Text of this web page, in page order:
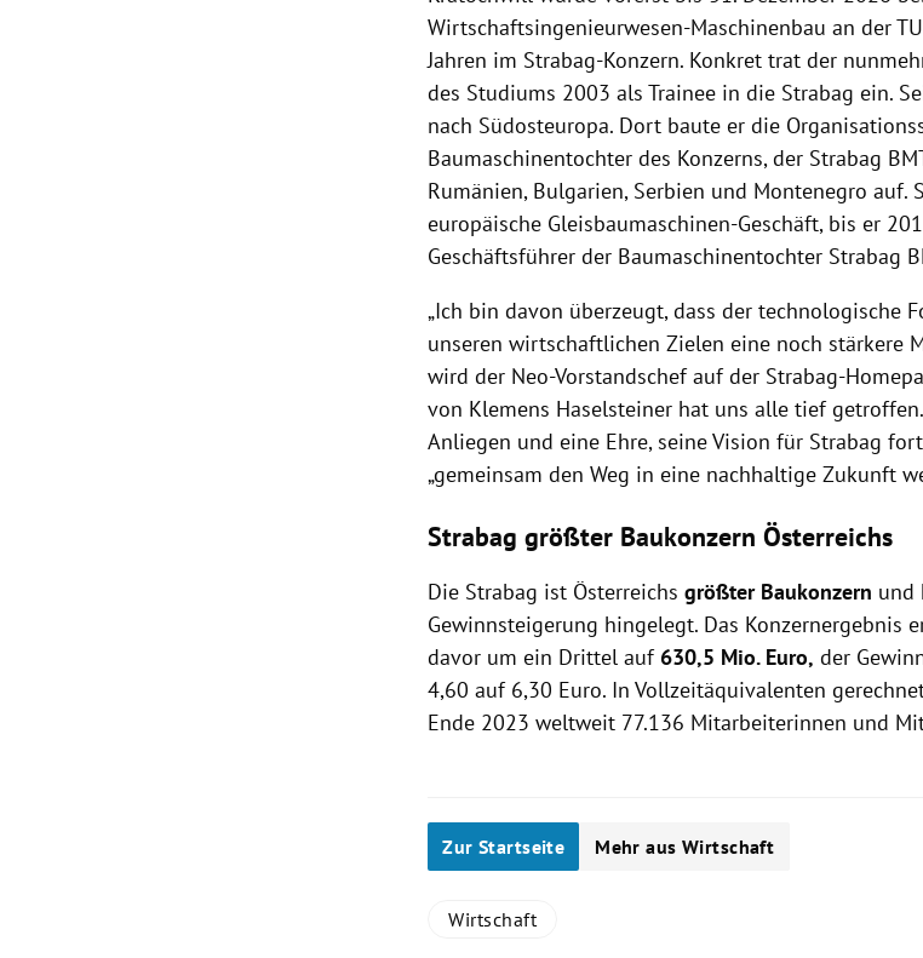
Wirtschaftsingenieurwesen-Maschinenbau an der
Jahren im Strabag-Konzern. Konkret trat der
des Studiums 2003 als Trainee in die Strabag ein.
nach Südosteuropa. Dort baute er die
Baumaschinentochter des Konzerns, der Strabag
Rumänien, Bulgarien, Serbien und Montenegro auf.
europäische Gleisbaumaschinen-Geschäft, bis er
Geschäftsführer der Baumaschinentochter Strabag
„Ich bin davon überzeugt, dass der technologische
unseren wirtschaftlichen Zielen eine noch stärkere
wird der Neo-Vorstandschef auf der Strabag-
von Klemens Haselsteiner hat uns alle tief
Anliegen und eine Ehre, seine Vision für Strabag
„gemeinsam den Weg in eine nachhaltige Zukunft
Strabag größter Baukonzern Österreichs
Die Strabag ist Österreichsgrößter Baukonzern und
Gewinnsteigerung hingelegt. Das Konzernergebnis
davor um ein Drittel auf630,5 Mio. Euro, der
4,60 auf 6,30 Euro. In Vollzeitäquivalenten
Ende 2023 weltweit 77.136 Mitarbeiterinnen und
Zur Startseite Mehr aus Wirtschaft
Wirtschaft